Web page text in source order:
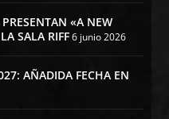
«A NEW
SALA RIFF 6 junio 2026
AÑADIDA FECHA EN